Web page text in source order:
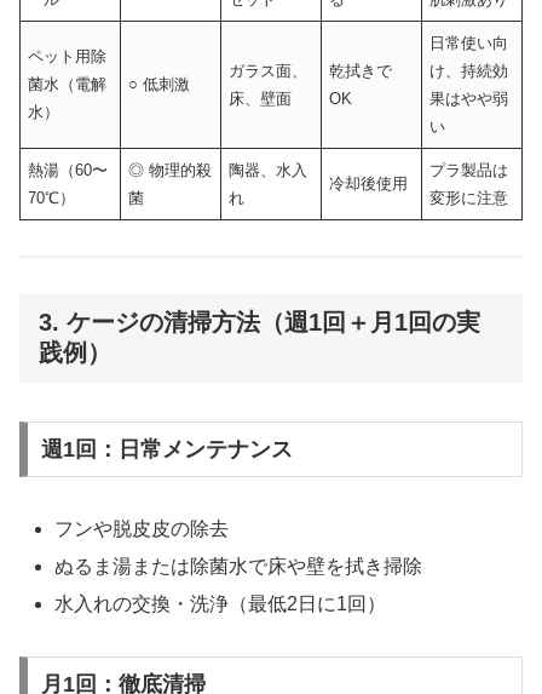
ペット用除
菌水（電解
水）
○ 低刺激
ガラス面、
床、壁面
乾拭きで
OK
日常使い向
け、持続効
果はやや弱
い
熱湯（60〜
70℃）
◎ 物理的殺
菌
陶器、水入
れ
冷却後使用
プラ製品は
変形に注意
3. ケージの清掃方法（週1回＋月1回の実
践例）
週1回：日常メンテナンス
フンや脱皮皮の除去
ぬるま湯または除菌水で床や壁を拭き掃除
水入れの交換・洗浄（最低2日に1回）
月1回：徹底清掃